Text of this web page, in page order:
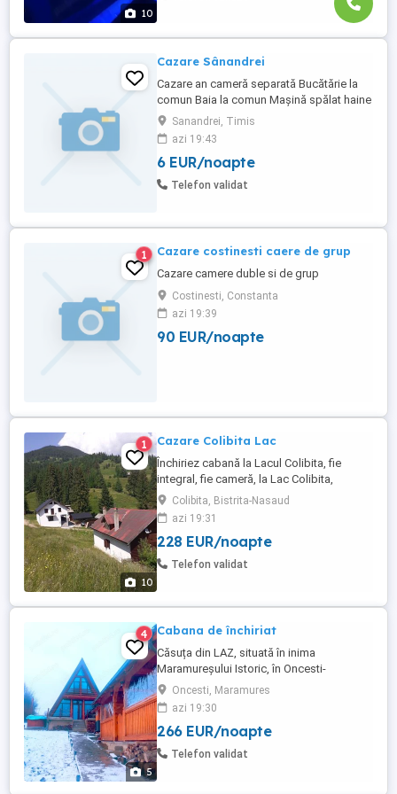
10
Cazare Sânandrei
Cazare an cameră separată Bucătărie la
comun Baia la comun Mașină spălat haine
la comun Plata include toate utilitățile Nu
se percepe alte taxe
Sanandrei, Timis
azi 19:43
6 EUR/noapte
Telefon validat
1 Cazare costinesti caere de grup
Cazare camere duble si de grup
Costinesti, Constanta
azi 19:39
90 EUR/noapte
10
1 Cazare Colibita Lac
Închiriez cabană la Lacul Colibita, fie
integral, fie cameră, la Lac Colibita,
Bistrița. Proprietate liniștită, cu pârâu pe
lângă casă, peisaj extraordinar, aer curat.
Curățenie, dotări foarte bune, terasa cu
grătar, sobă pe lemn, ciubăr, Wi-Fi, etc.
Prețurile sunt accesibile, vă așteptăm!
Colibita, Bistrita-Nasaud
azi 19:31
228 EUR/noapte
Telefon validat
5
4 Cabana de închiriat
Căsuța din LAZ, situată în inima
Maramureșului Istoric, în Oncesti-
Maramureș, vă pune la dispoziție 4
dormitoare , 3 băi , sufragerie și bucătărie
complet utilată , inclusiv mașina de spălat
Căsuța din LAZ, situată în inima
Maramureșului Istoric, în Oncesti-
Oncesti, Maramures
azi 19:30
266 EUR/noapte
Telefon validat